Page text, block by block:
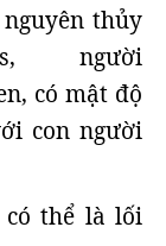
thủy
người
có mật độ
con người
thể là lối